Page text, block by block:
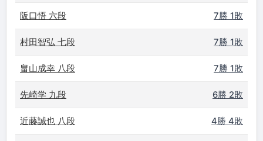
阪口悟 六段 7勝 1敗
村田智弘 七段 7勝 1敗
畠山成幸 八段 7勝 1敗
先崎学 九段 6勝 2敗
近藤誠也 八段 4勝 4敗